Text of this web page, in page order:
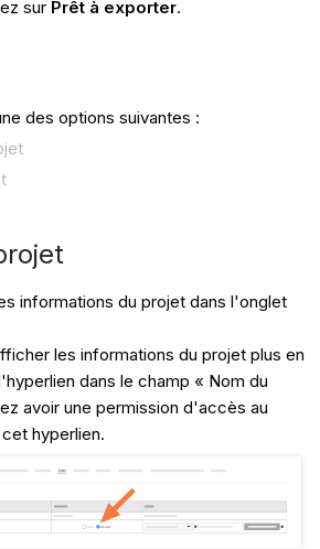
sur Prêt à exporter.
des options suivantes :
informations du projet dans l'onglet
les informations du projet plus en
dans le champ « Nom du
avoir une permission d'accès au
hyperlien.